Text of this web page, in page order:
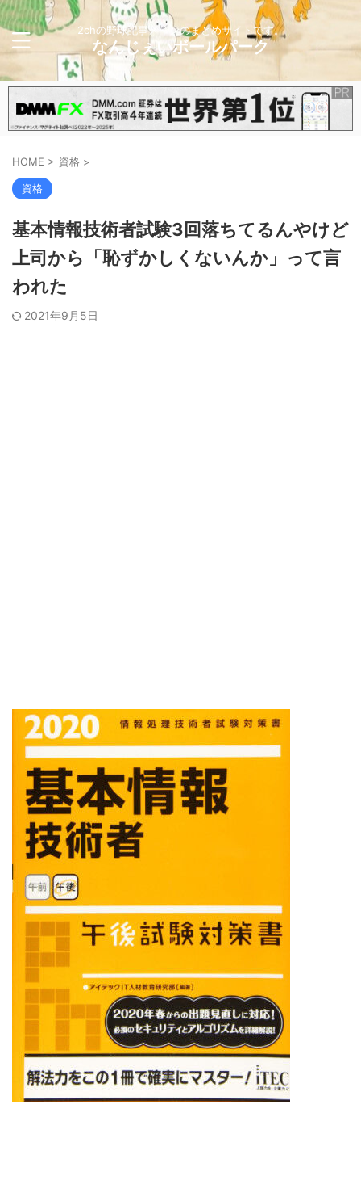
2chの野球記事メインのまとめサイトです。
なんじぇいボールパーク
HOME > 資格 >
資格
基本情報技術者試験3回落ちてるんやけど
上司から「恥ずかしくないんか」って言
われた
2021年9月5日